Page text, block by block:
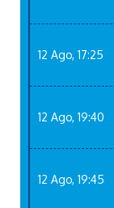
12 Ago, 17:25
12 Ago, 19:40
12 Ago, 19:45